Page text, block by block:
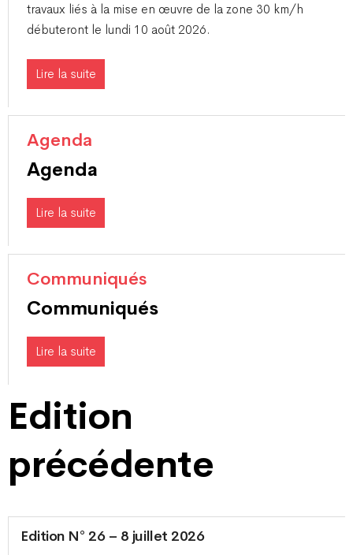
travaux liés à la mise en œuvre de la zone 30 km/h
débuteront le lundi 10 août 2026.
Lire la suite
Agenda
Agenda
Lire la suite
Communiqués
Communiqués
Lire la suite
Edition
précédente
Edition N° 26 – 8 juillet 2026